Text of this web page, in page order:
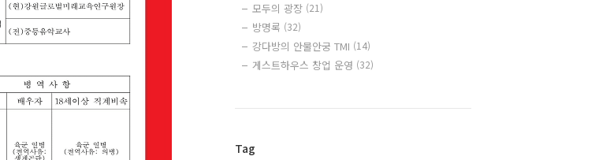
모두의 광장 (21)
방명록 (32)
강다방의 안물안궁 TMI (14)
게스트하우스 창업 운영 (32)
Tag